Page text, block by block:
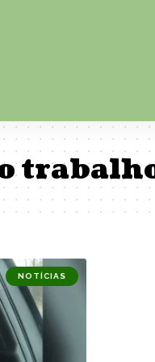
NOTÍCIAS